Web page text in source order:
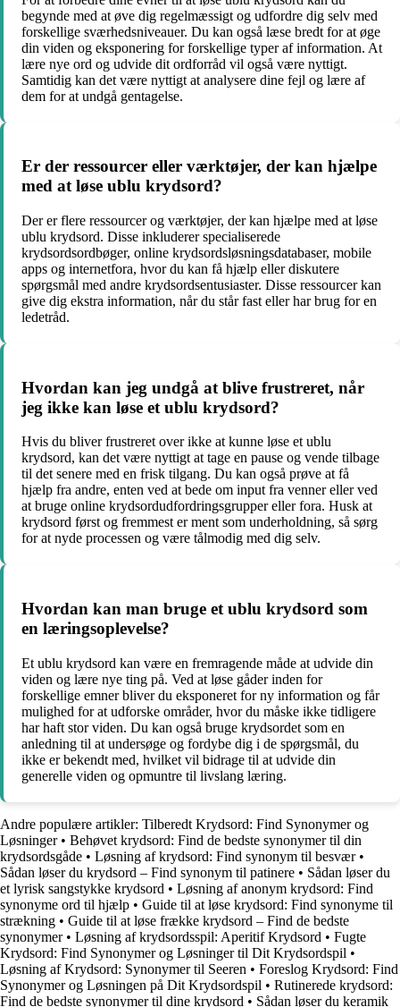
begynde med at øve dig regelmæssigt og udfordre dig selv med
forskellige sværhedsniveauer. Du kan også læse bredt for at øge
din viden og eksponering for forskellige typer af information. At
lære nye ord og udvide dit ordforråd vil også være nyttigt.
Samtidig kan det være nyttigt at analysere dine fejl og lære af
dem for at undgå gentagelse.
Er der ressourcer eller værktøjer, der kan hjælpe
med at løse ublu krydsord?
Der er flere ressourcer og værktøjer, der kan hjælpe med at løse
ublu krydsord. Disse inkluderer specialiserede
krydsordsordbøger, online krydsordsløsningsdatabaser, mobile
apps og internetfora, hvor du kan få hjælp eller diskutere
spørgsmål med andre krydsordsentusiaster. Disse ressourcer kan
give dig ekstra information, når du står fast eller har brug for en
ledetråd.
Hvordan kan jeg undgå at blive frustreret, når
jeg ikke kan løse et ublu krydsord?
Hvis du bliver frustreret over ikke at kunne løse et ublu
krydsord, kan det være nyttigt at tage en pause og vende tilbage
til det senere med en frisk tilgang. Du kan også prøve at få
hjælp fra andre, enten ved at bede om input fra venner eller ved
at bruge online krydsordudfordringsgrupper eller fora. Husk at
krydsord først og fremmest er ment som underholdning, så sørg
for at nyde processen og være tålmodig med dig selv.
Hvordan kan man bruge et ublu krydsord som
en læringsoplevelse?
Et ublu krydsord kan være en fremragende måde at udvide din
viden og lære nye ting på. Ved at løse gåder inden for
forskellige emner bliver du eksponeret for ny information og får
mulighed for at udforske områder, hvor du måske ikke tidligere
har haft stor viden. Du kan også bruge krydsordet som en
anledning til at undersøge og fordybe dig i de spørgsmål, du
ikke er bekendt med, hvilket vil bidrage til at udvide din
generelle viden og opmuntre til livslang læring.
Andre populære artikler: Tilberedt Krydsord: Find Synonymer og
Løsninger• Behøvet krydsord: Find de bedste synonymer til din
krydsordsgåde • Løsning af krydsord: Find synonym til besvær•
Sådan løser du krydsord – Find synonym til patinere • Sådan løser du
et lyrisk sangstykke krydsord • Løsning af anonym krydsord: Find
synonyme ord til hjælp • Guide til at løse krydsord: Find synonyme til
strækning • Guide til at løse frække krydsord – Find de bedste
synonymer• Løsning af krydsordsspil: Aperitif Krydsord • Fugte
Krydsord: Find Synonymer og Løsninger til Dit Krydsordspil •
Løsning af Krydsord: Synonymer til Seeren • Foreslog Krydsord: Find
Synonymer og Løsningen på Dit Krydsordspil • Rutinerede krydsord:
Find de bedste synonymer til dine krydsord • Sådan løser du keramik